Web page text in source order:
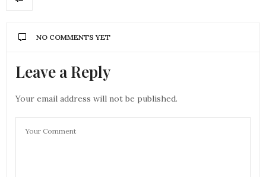
NO COMMENTS YET
Leave a Reply
Your email address will not be published.